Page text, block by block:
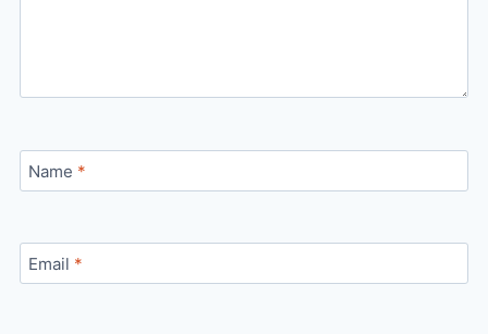
Name *
Email *